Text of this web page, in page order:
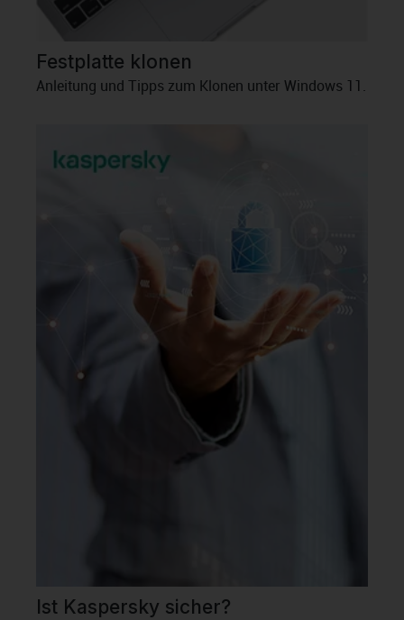
Festplatte klonen
Anleitung und Tipps zum Klonen unter Windows 11.
Ist Kaspersky sicher?